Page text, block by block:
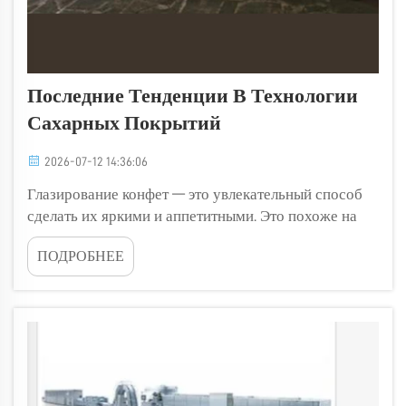
Последние Тенденции В Технологии
Сахарных Покрытий
2026-07-12 14:36:06
Глазирование конфет — это увлекательный способ
сделать их яркими и аппетитными. Это похоже на
нанесение блестящего покрытия, которое придаёт
им особый вид и ещё больше улучшает вкус. Новые
технологии меняют процесс глазирования конфет.
ПОДРОБНЕЕ